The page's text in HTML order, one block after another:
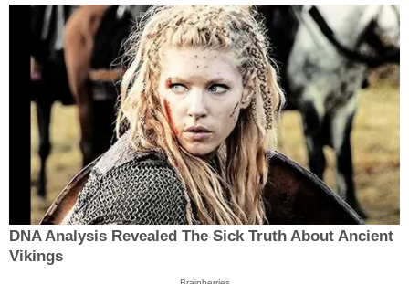
DNA Analysis Revealed The Sick Truth About Ancient
Vikings